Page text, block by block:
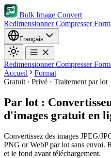
Bulk Image Convert
RedimensionnerCompresser
Français
RedimensionnerCompresser
Accueil
Format
Gratuit · Privé · Traitement par lot
Par lot :
d'images gratuit en
Convertissez des images JPEG/
PNG or WebP par lot sans envoi.
et le fond avant téléchargement.